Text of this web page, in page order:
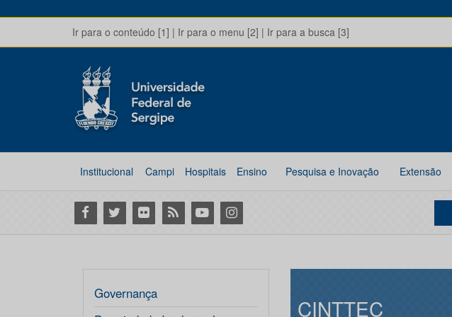
Ir para o conteúdo [1] | Ir para o menu [2] | Ir para a busca [3]
Institucional Campi Hospitais Ensino Pesquisa e Inovação Extensão
Facebook
Twitter Flickr RSS YoutubeInstagram
Governança
CINTTEC